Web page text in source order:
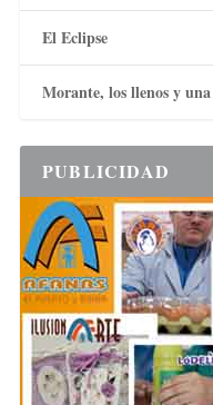
El Eclipse
Morante, los llenos y
PUBLICIDAD